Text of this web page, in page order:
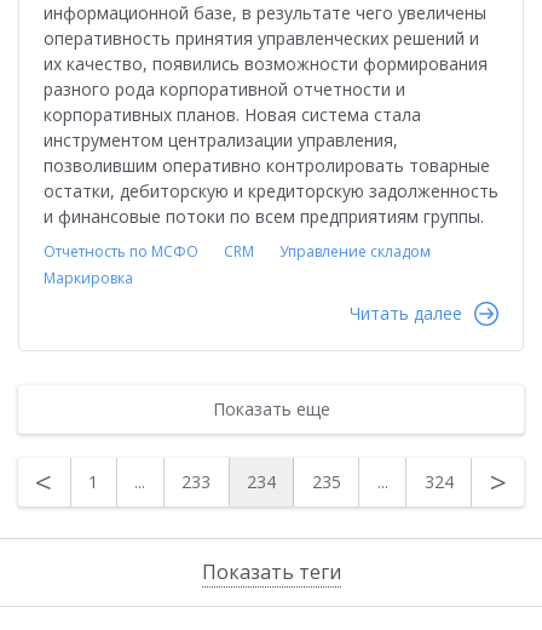
Показать теги
информационной базе, в результате чего увеличены
оперативность принятия управленческих решений и
их качество, появились возможности формирования
разного рода корпоративной отчетности и
корпоративных планов. Новая система стала
инструментом централизации управления,
позволившим оперативно контролировать товарные
остатки, дебиторскую и кредиторскую задолженность
и финансовые потоки по всем предприятиям группы.
Отчетность по МСФО CRM
Управление складом
Маркировка
Читать далее
Показать еще
< 1 ... 233 234 235 ... 324 >